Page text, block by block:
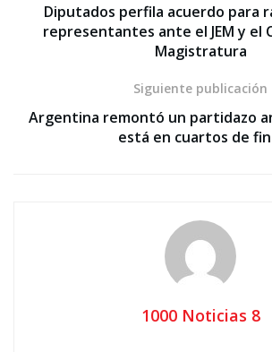
Diputados perfila acuerdo para
representantes ante el JEM y el
Magistratura
Siguiente publicación
Argentina remontó un partidazo
está en cuartos de
1000 Noticias 8